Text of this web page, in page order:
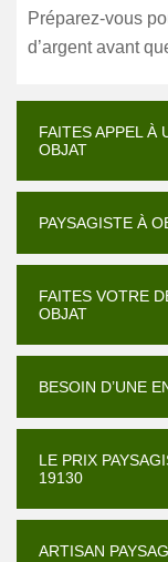
Préparez-vous
d’argent avant
FAITES APPEL À
OBJAT
PAYSAGISTE À
FAITES VOTRE
OBJAT
BESOIN D’UNE
LE PRIX
19130
ARTISAN